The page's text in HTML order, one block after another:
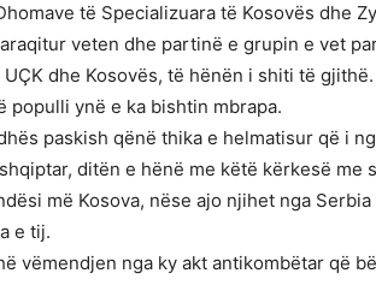
të Specializuara të Kosovës dhe
veten dhe partinë e grupin e vet
dhe Kosovës, të hënën i shiti të gjithë.
populli ynë e ka bishtin mbrapa.
paskish qënë thika e helmatisur që i
ditën e hënë me këtë kërkesë me
më Kosova, nëse ajo njihet nga
e tij.
vëmendjen nga ky akt antikombëtar që